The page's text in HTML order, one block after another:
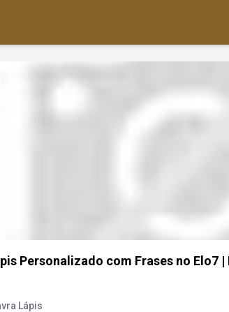
Personalizado com Frases no Elo7 |
Lápis